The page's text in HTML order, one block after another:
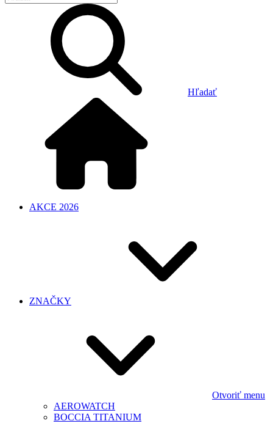
Hľadať
AKCE 2026
ZNAČKY
Otvoriť menu
AEROWATCH
BOCCIA TITANIUM